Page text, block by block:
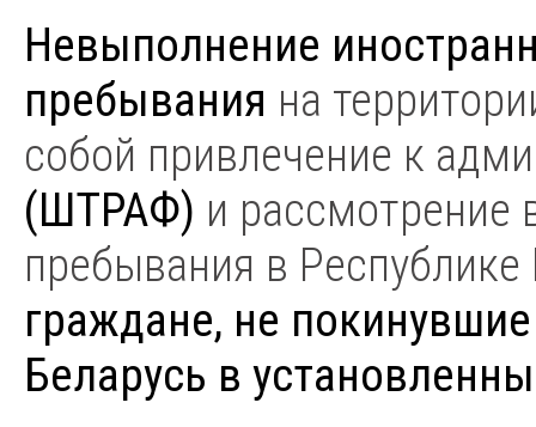
Невыполнение
пребывания на
собой привлечение к
(ШТРАФ) и рассмотрение
пребывания в
граждане, не
Беларусь в